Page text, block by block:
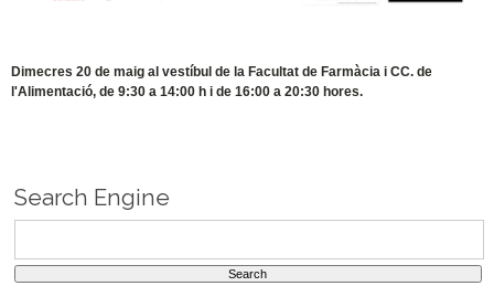
Dimecres 20 de maig al vestíbul de la Facultat de Farmàcia i CC. de
l'Alimentació, de 9:30 a 14:00 h i de 16:00 a 20:30 hores.
Search Engine